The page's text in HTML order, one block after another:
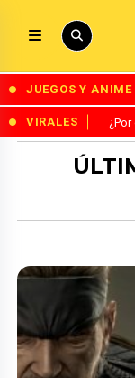
JUEGOS Y ANIME
VIRALES